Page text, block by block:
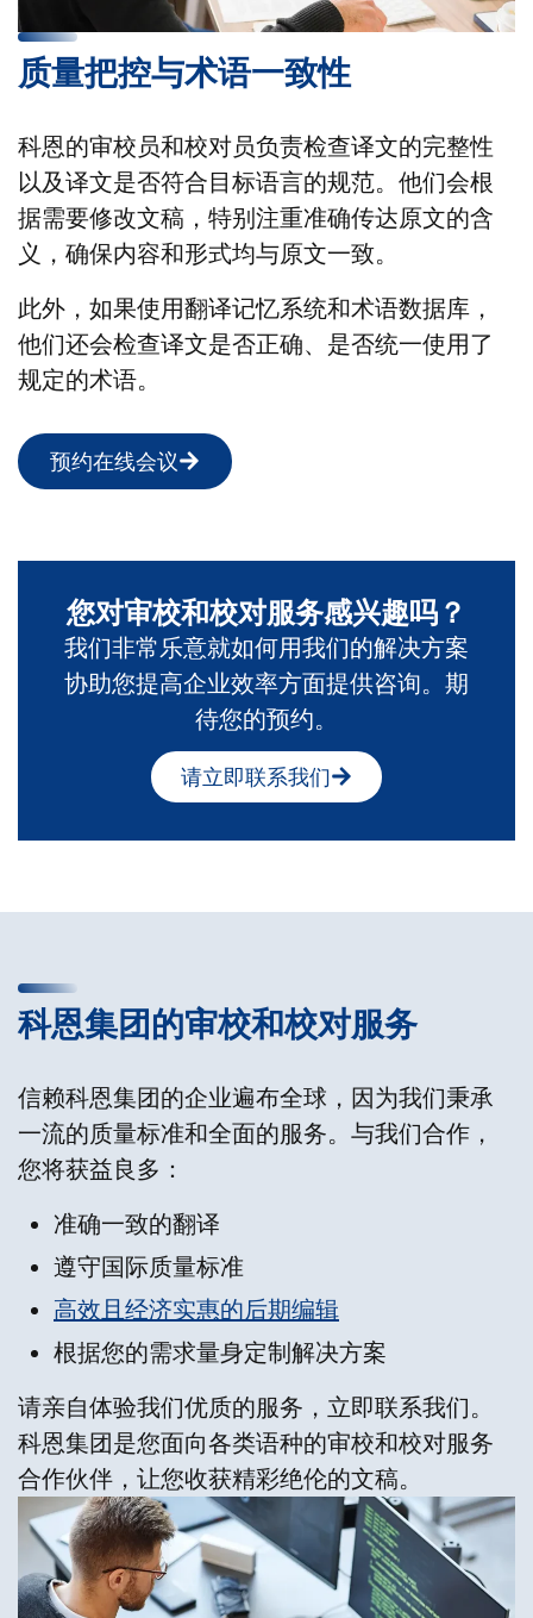
质量把控与术语­一致性
科恩的审校员和校对员负责检查译文的完整性
以及译文是否符合目标语言的规范。他们会根
据需要修改文稿，特别注重准确传达原文的含
义，确保内容和形式均与原文一致。
此外，如果使用翻译记忆系统和术语数据库，
他们还会检查译文是否正确、是否统一使用了
规定的术语。
预约在线会议
您对审校和校对服务感兴趣吗？
我们非常乐意就如何用我们的解决方案
协助您提高企业效率方面提供咨询。期
待您的预约。
请立即联系我们
科恩集团的审校和校对服务
信赖科恩集团的企业遍布全球，因为我们秉承
一流的质量标准和全面的服务。与我们合作，
您将获益良多：
准确一致的翻译
遵守国际质量标准
高效且经济实惠的后期编辑
根据您的需求量身定制解决方案
请亲自体验我们优质的服务，立即联系我们。
科恩集团是您面向各类语种的审校和校对服务
合作伙伴，让您收获精彩绝伦的文稿。